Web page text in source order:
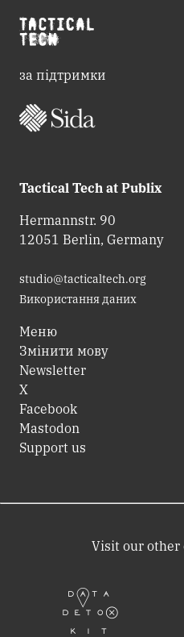
за підтримки
Tactical Tech at Publix
Hermannstr. 90
12051 Berlin, Germany
studio@tacticaltech.org
Використання даних
Меню
Змінити мову
Newsletter
X
Facebook
Mastodon
Support us
Visit our other